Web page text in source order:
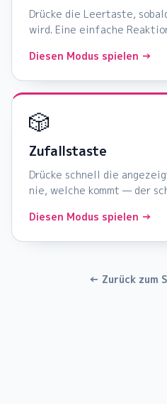
Drücke die Leertaste,
wird. Eine einfache
Diesen Modus spielen →
🎲
Zufallstaste
Drücke schnell die
nie, welche kommt — der
Diesen Modus spielen →
← Zurück zum